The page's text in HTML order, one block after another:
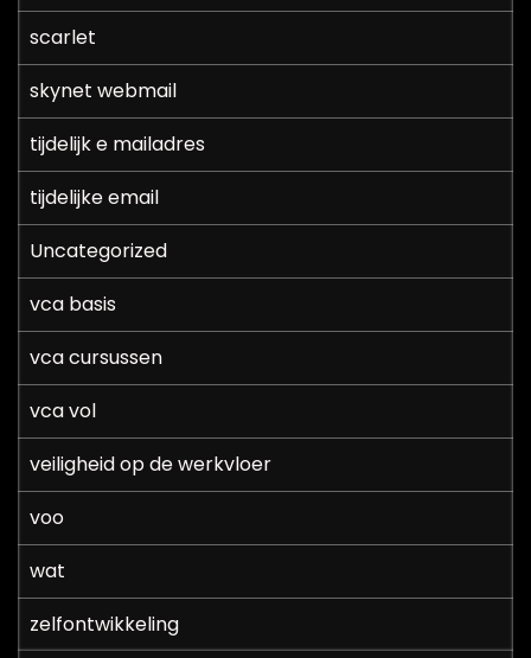
scarlet
skynet webmail
tijdelijk e mailadres
tijdelijke email
Uncategorized
vca basis
vca cursussen
vca vol
veiligheid op de werkvloer
voo
wat
zelfontwikkeling